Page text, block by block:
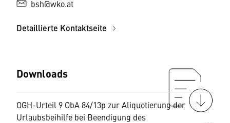
bsh@wko.at
Detaillierte Kontaktseite
Downloads
OGH-Urteil 9 ObA 84/13p zur Aliquotierung der
Urlaubsbeihilfe bei Beendigung des